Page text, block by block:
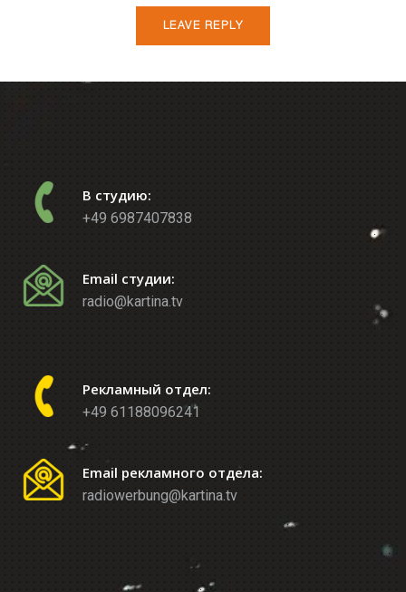
В студию:
+49 6987407838
Email студии:
radio@kartina.tv
Рекламный отдел:
+49 61188096241
Email рекламного отдела:
radiowerbung@kartina.tv